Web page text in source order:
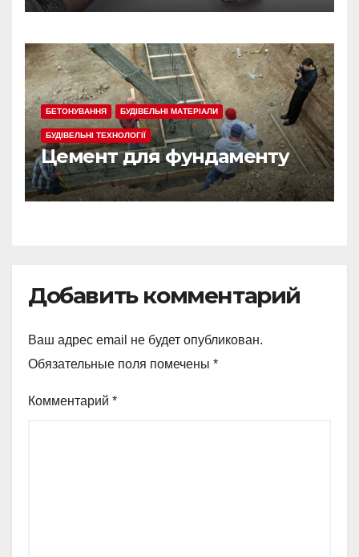
БЕТОНУВАННЯ БУДІВЕЛЬНІ МАТЕРІАЛИ
БУДІВЕЛЬНІ ТЕХНОЛОГІЇ
Цемент для фундаменту
Добавить комментарий
Ваш адрес email не будет опубликован.
Обязательные поля помечены *
Комментарий *